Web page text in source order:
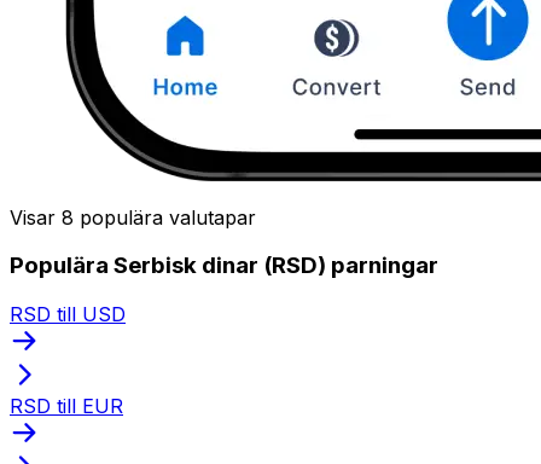
Visar 8 populära valutapar
Populära Serbisk dinar (RSD) parningar
RSD till USD
RSD till EUR